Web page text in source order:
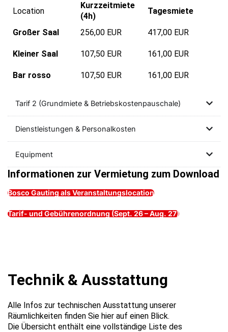
Location
Kurzzeitmiete
(4h)
Tagesmiete
Großer Saal 256,00 EUR 417,00 EUR
Kleiner Saal 107,50 EUR 161,00 EUR
Bar rosso 107,50 EUR 161,00 EUR
Tarif 2 (Grundmiete & Betriebskostenpauschale)
Dienstleistungen & Personalkosten
Equipment
Informationen zur Vermietung zum Download
Bosco Gauting als Veranstaltungslocation
Tarif- und Gebührenordnung (Sept. 26 – Aug. 27)
Technik & Ausstattung
Alle Infos zur technischen Ausstattung unserer
Räumlichkeiten finden Sie hier auf einen Blick.
Die Übersicht enthält eine vollständige Liste des